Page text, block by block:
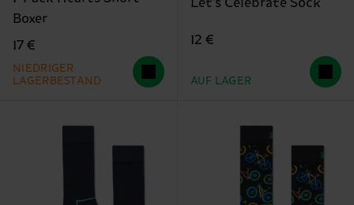
Boxer
17 €
NIEDRIGER
LAGERBESTAND
Let's Celebrate Sock
12 €
AUF LAGER